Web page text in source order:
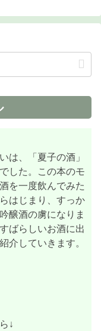
は、「夏子の酒」
した。この本のモ
を一度飲んでみた
はじまり、すっか
醸酒の虜になりま
ばらしいお酒に出
介していきます。
↓